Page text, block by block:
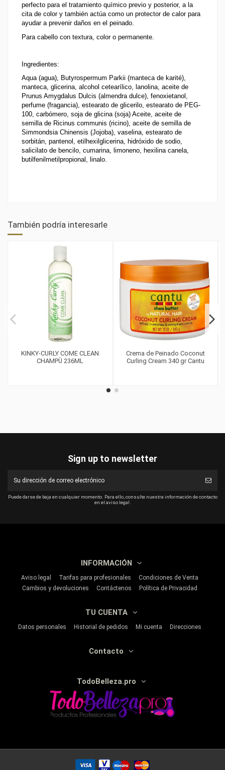
perfecto para el tratamiento químico previo y posterior, a la
cita de color y también actúa como un protector de calor para
ayudar a prevenir daños en el peinado.
Para cabello con textura, color o permanente.
Ingredientes:
Aqua (agua), Butyrospermum Parkii (manteca de karité),
manteca, glicerina, alcohol cetearílico, lanolina, aceite de
Prunus Amygdalus Dulcis (almendra dulce), fenoxietanol,
perfume (fragancia), estearato de glicerilo, estearato de PEG-
100, carbómero, soja de glicina (soja) Aceite, aceite de
semilla de Ricinus communis (ricino), aceite de semilla de
Simmondsia Chinensis (Jojoba), vaselina, estearato de
sorbitán, pantenol, etilhexilglicerina, hidróxido de sodio,
salicilato de bencilo, cumarina, limoneno, hexilina canela,
butilfenilmetilpropional, linalo.
También podría interesarle
KINKY-CURLY COME CLEAN
CHAMPÙ 236ML
Crema de Peinado Coconut
Curling Cream 340 gr Cantu
Sign up to newsletter
Puede darse de baja en cualquier momento. Para ello, consulte nuestra información de contacto
en el aviso legal.
INFORMACIÓN
Aviso legal Tarifas para profesionales
Condiciones de Venta
Cambios y devoluciones
Contáctenos Política de Privacidad
TU CUENTA
Datos personales Historial de pedidos Mi cuenta Direcciones
Contacto
TodoBelleza.pro